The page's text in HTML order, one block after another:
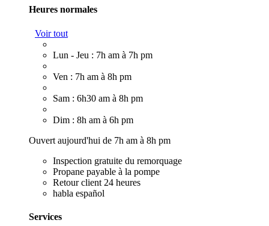
Heures normales
Voir tout
Lun - Jeu : 7h am à 7h pm
Ven : 7h am à 8h pm
Sam : 6h30 am à 8h pm
Dim : 8h am à 6h pm
Ouvert aujourd'hui de 7h am à 8h pm
Inspection gratuite du remorquage
Propane payable à la pompe
Retour client 24 heures
habla español
Services